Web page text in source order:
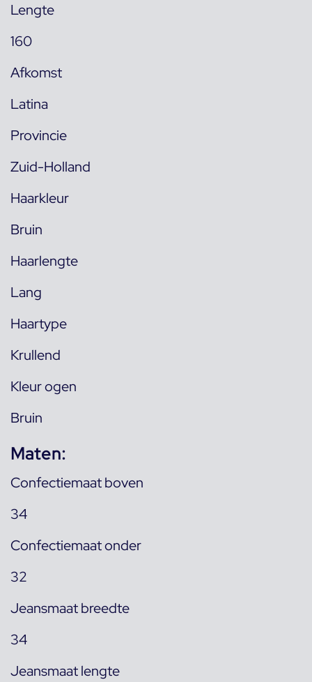
Lengte
160
Afkomst
Latina
Provincie
Zuid-Holland
Haarkleur
Bruin
Haarlengte
Lang
Haartype
Krullend
Kleur ogen
Bruin
Maten:
Confectiemaat boven
34
Confectiemaat onder
32
Jeansmaat breedte
34
Jeansmaat lengte